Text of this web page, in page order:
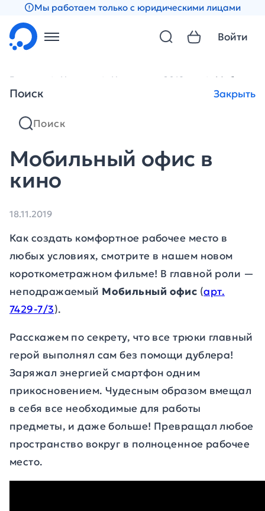
Мы работаем только с юридическими лицами
Поиск Закрыть
Войти
Главная Новости Новости за 2019 год
Мобильный офис в
кино
18.11.2019
Как создать комфортное рабочее место в
любых условиях, смотрите в нашем новом
короткометражном фильме! В главной роли —
неподражаемый Мобильный офис (арт.
7429-7/3).
Расскажем по секрету, что все трюки главный
герой выполнял сам без помощи дублера!
Заряжал энергией смартфон одним
прикосновением. Чудесным образом вмещал
в себя все необходимые для работы
предметы, и даже больше! Превращал любое
пространство вокруг в полноценное рабочее
место.